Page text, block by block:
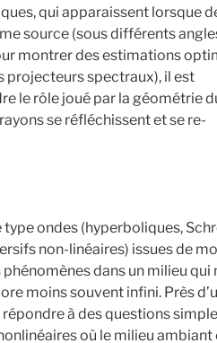
qui apparaissent lorsque
source (sous différents
montrer des estimations
projecteurs spectraux), il est
le rôle joué par la géométrie
se réfléchissent et se re-
ondes (hyperboliques,
non-linéaires) issues de
dans un milieu qui
moins souvent infini. Près
à des questions
où le milieu ambiant